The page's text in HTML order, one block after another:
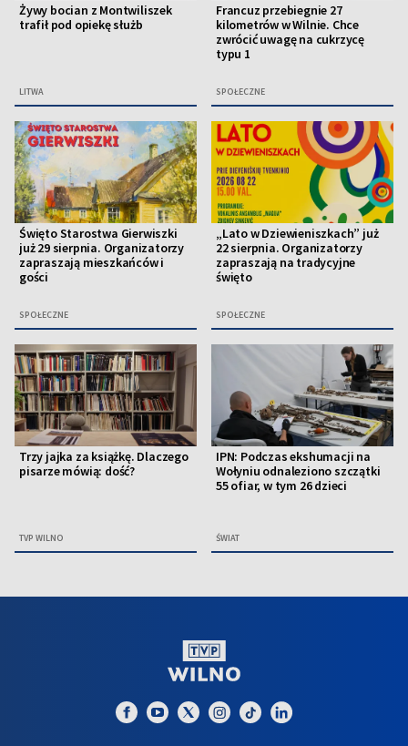
Żywy bocian z Montwiliszek
trafił pod opiekę służb
LITWA
Francuz przebiegnie 27
kilometrów w Wilnie. Chce
zwrócić uwagę na cukrzycę
typu 1
SPOŁECZNE
Święto Starostwa Gierwiszki
już 29 sierpnia. Organizatorzy
zapraszają mieszkańców i
gości
SPOŁECZNE
„Lato w Dziewieniszkach” już
22 sierpnia. Organizatorzy
zapraszają na tradycyjne
święto
SPOŁECZNE
Trzy jajka za książkę. Dlaczego
pisarze mówią: dość?
TVP WILNO
IPN: Podczas ekshumacji na
Wołyniu odnaleziono szczątki
55 ofiar, w tym 26 dzieci
ŚWIAT